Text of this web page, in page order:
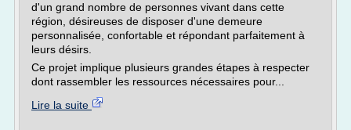
d'un grand nombre de personnes vivant dans cette
région, désireuses de disposer d'une demeure
personnalisée, confortable et répondant parfaitement à
leurs désirs.
Ce projet implique plusieurs grandes étapes à respecter
dont rassembler les ressources nécessaires pour...
Lire la suite